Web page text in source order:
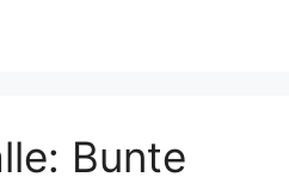
Bunte